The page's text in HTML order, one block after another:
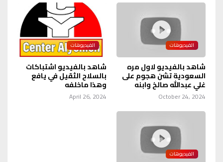
الفيديوهات
شاهد بالفيديو لاول مره
السعودية تشن هجوم على
غلي عبدالله صالخ وابنه
October 24, 2024
الفيديوهات
شاهد بالفيديو اشتباكات
بالسلاح الثقيل في يافع
وهذا ماخلفه
April 26, 2024
الفيديوهات